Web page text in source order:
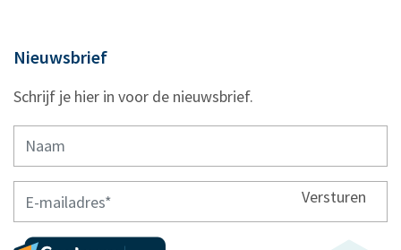
Nieuwsbrief
Schrijf je hier in voor de nieuwsbrief.
Versturen